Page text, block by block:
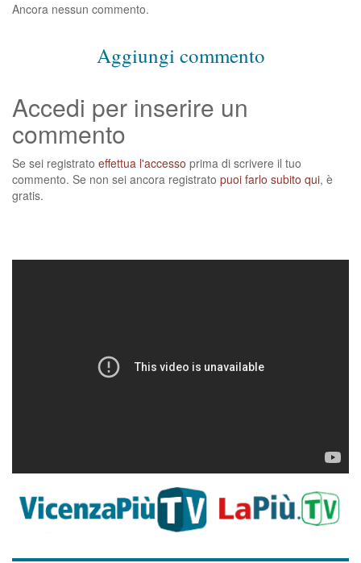
Ancora nessun commento.
Aggiungi commento
Accedi per inserire un
commento
Se sei registrato effettua l'accesso prima di scrivere il tuo
commento. Se non sei ancora registrato puoi farlo subito qui, è
gratis.